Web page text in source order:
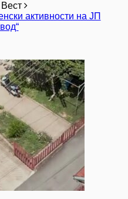
активности на ЈП